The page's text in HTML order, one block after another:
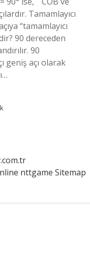
Tamamlayıcı
“tamamlayıcı
90 dereceden
90
geniş açı olarak
nttgame Sitemap